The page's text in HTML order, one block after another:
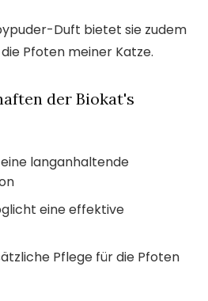
Duft bietet sie zudem
Pfoten meiner Katze.
der Biokat's
langanhaltende
eine effektive
Pflege für die Pfoten